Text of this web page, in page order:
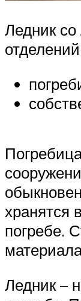
Ледник
хранятся
погребе.
Ледник –